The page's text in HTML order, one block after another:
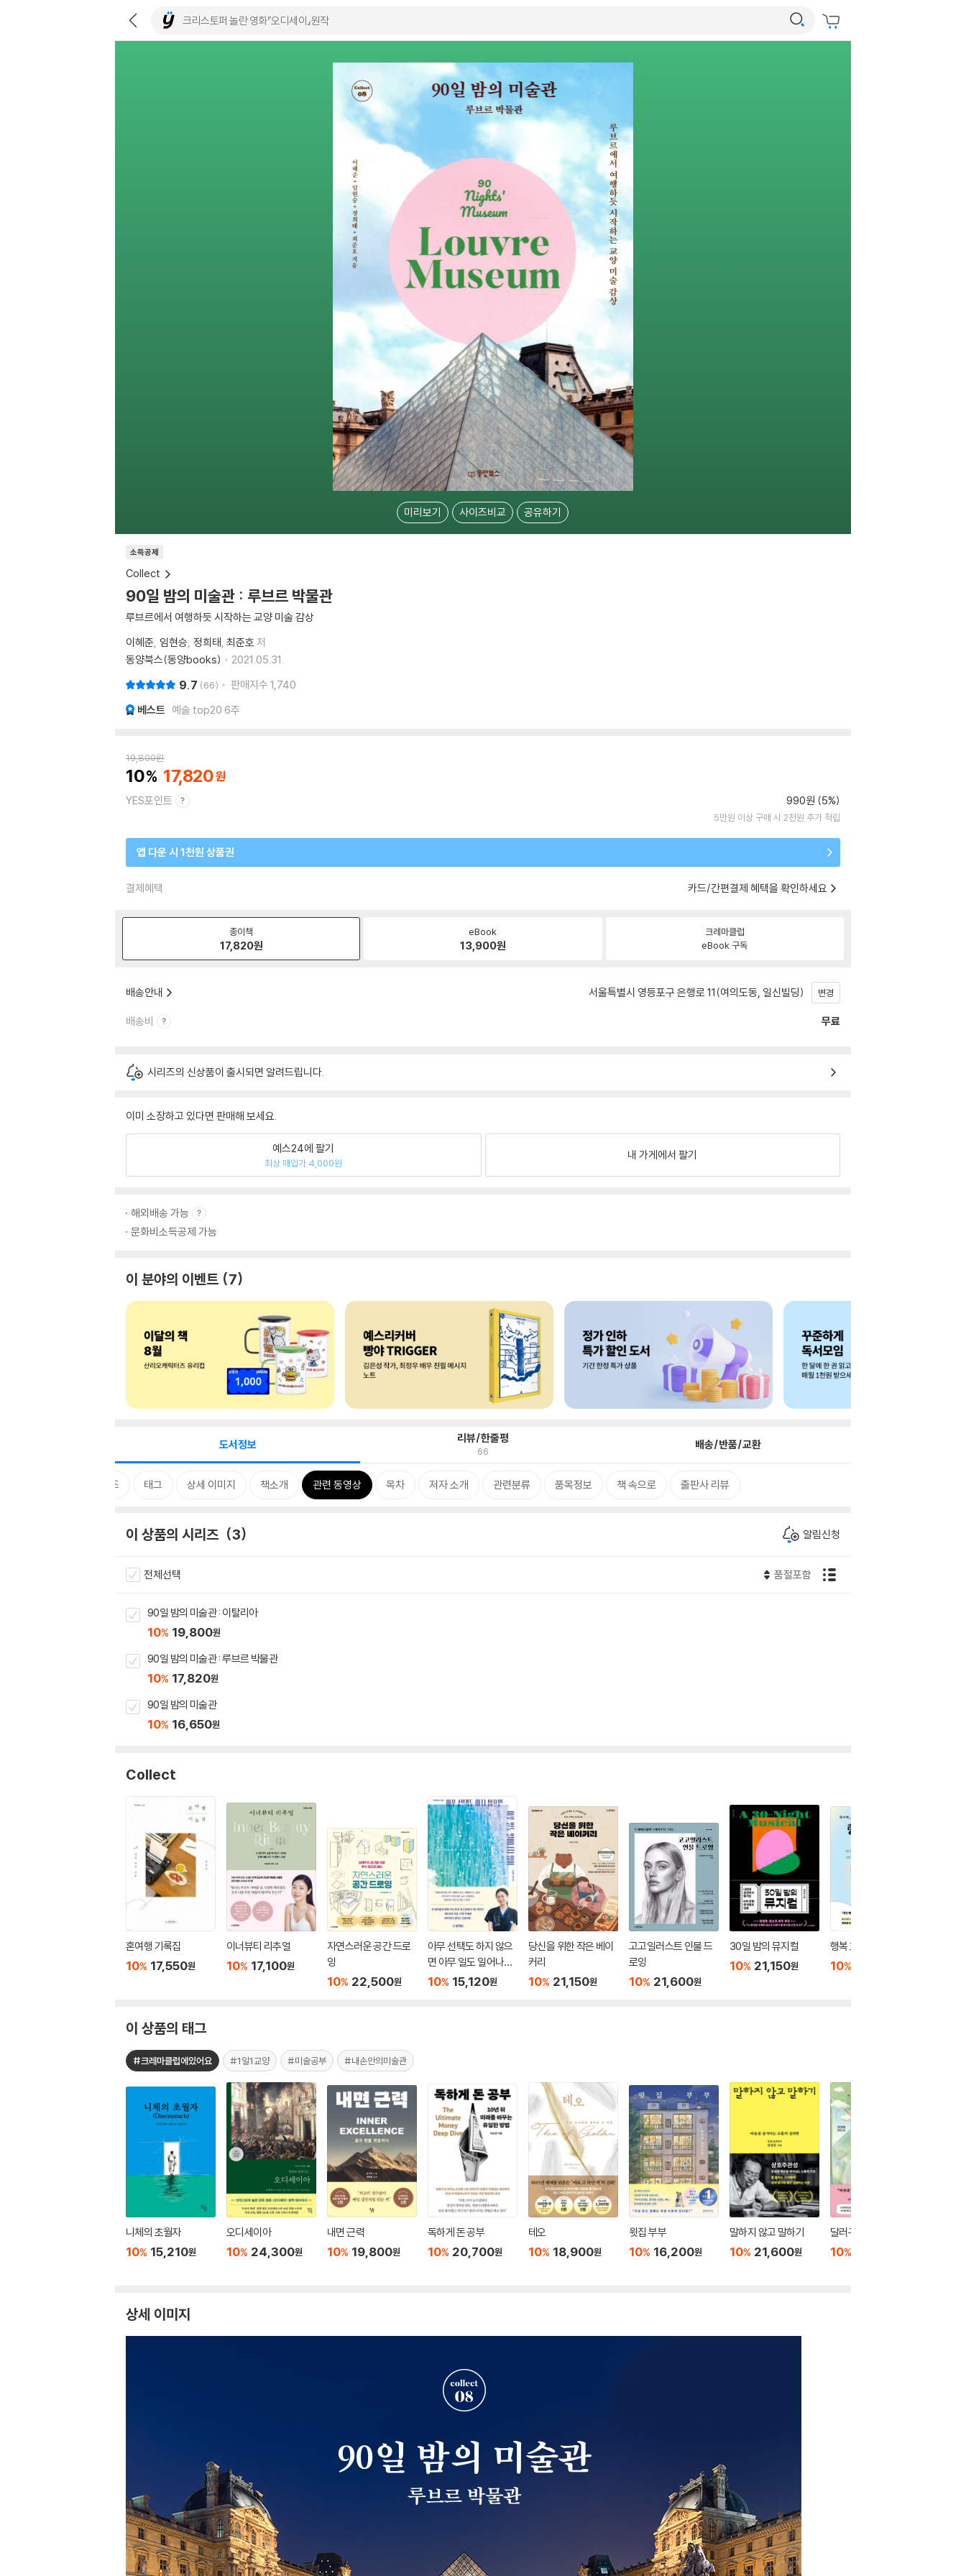
미리보기 사이즈비교 공유하기
소득공제
Collect
90일 밤의 미술관 : 루브르 박물관
루브르에서 여행하듯 시작하는 교양 미술 감상
이혜준 임현승 정희태 최준호 저
동양북스(동양books)
2021.05.31.
9.7 66 판매지수 1,740
베스트 예술 top20 6주
19,800원
10 17,820
YES포인트 990원 (5%)
5만원 이상 구매 시 2천원 추가 적립
앱 다운 시 1천원 상품권
결제혜택 카드/간편결제 혜택을 확인하세요
종이책
17,820원
eBook
13,900원
크레마클럽
eBook 구독
배송안내 서울특별시 영등포구 은행로 11(여의도동, 일신빌딩) 변경
배송비 무료
시리즈의 신상품이 출시되면 알려드립니다.
이미 소장하고 있다면 판매해 보세요.
예스24에 팔기
최상 매입가 4,000원
내 가게에서 팔기
해외배송 가능
문화비소득공제 가능
이 분야의 이벤트 7
도서정보 리뷰/한줄평
66 배송/반품/교환
시리즈 태그 상세 이미지 책소개 관련 동영상 목차 저자 소개 관련분류 품목정보 책 속으로 출판사 리뷰
이 상품의 시리즈 3 알림신청
전체선택 품절포함
90일 밤의 미술관 : 이탈리아
10% 19,800원
90일 밤의 미술관 : 루브르 박물관
10% 17,820원
90일 밤의 미술관
10% 16,650원
Collect
혼여행 기록집
10% 17,550원
이너뷰티 리추얼
10% 17,100원
자연스러운 공간 드로
잉
10% 22,500원
아무 선택도 하지 않으
면 아무 일도 일어나지
않아
10% 15,120원
당신을 위한 작은 베이
커리
10% 21,150원
고고일러스트 인물 드
로잉
10% 21,600원
30일 밤의 뮤지컬
10% 21,150원
행복 호르몬
10%
이 상품의 태그
#크레마클럽에있어요 #1일1교양 #미술공부 #내손안의미술관
니체의 초월자
10% 15,210원
오디세이아
10% 24,300원
내면 근력
10% 19,800원
독하게 돈 공부
10% 20,700원
테오
10% 18,900원
윗집 부부
10% 16,200원
말하지 않고 말하기
10% 21,600원
달러구트 꿈 백화점 0
10%
상세 이미지